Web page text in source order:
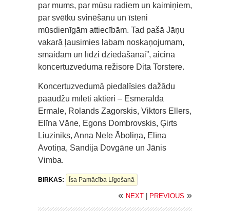
par mums, par mūsu radiem un kaimiņiem,
par svētku svinēšanu un īsteni
mūsdienīgām attiecībām. Tad pašā Jāņu
vakarā ļausimies labam noskaņojumam,
smaidam un līdzi dziedāšanai”, aicina
koncertuzveduma režisore Dita Torstere.
Koncertuzvedumā piedalīsies dažādu
paaudžu mīlēti aktieri – Esmeralda
Ermale, Rolands Zagorskis, Viktors Ellers,
Elīna Vāne, Egons Dombrovskis, Ģirts
Liuziniks, Anna Nele Āboliņa, Elīna
Avotiņa, Sandija Dovgāne un Jānis
Vimba.
BIRKAS: Īsa Pamācība Līgošanā
« NEXT PREVIOUS »